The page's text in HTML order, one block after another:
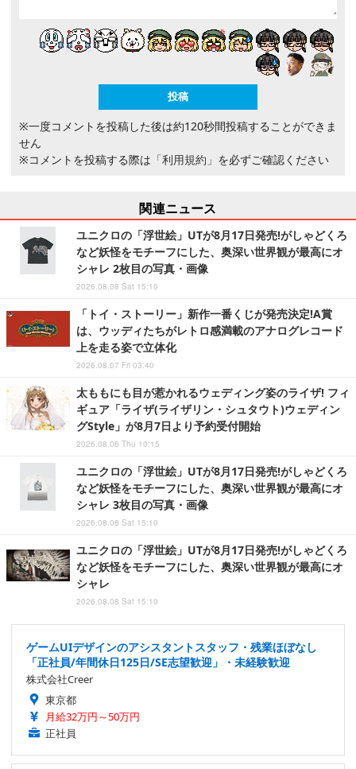
※一度コメントを投稿した後は約120秒間投稿することができま
せん
※コメントを投稿する際は 「利用規約」 を必ずご確認ください
関連ニュース
ユニクロの「浮世絵」UTが8月17日発売!がしゃどくろ
など妖怪をモチーフにした、奥深い世界観が最高にオ
シャレ 2枚目の写真・画像
2026.08.08 Sat 15:10
「トイ・ストーリー」新作一番くじが発売決定!A賞
は、ウッディたちがレトロ感満載のアナログレコード
上を走る姿で立体化
2026.08.07 Fri 03:40
太ももにも目が惹かれるウェディング姿のライザ! フィ
ギュア「ライザ(ライザリン・シュタウト)ウェディン
グStyle」が8月7日より予約受付開始
2026.08.06 Thu 10:15
ユニクロの「浮世絵」UTが8月17日発売!がしゃどくろ
など妖怪をモチーフにした、奥深い世界観が最高にオ
シャレ 3枚目の写真・画像
2026.08.08 Sat 15:10
ユニクロの「浮世絵」UTが8月17日発売!がしゃどくろ
など妖怪をモチーフにした、奥深い世界観が最高にオ
シャレ
2026.08.08 Sat 15:10
ゲームUIデザインのアシスタントスタッフ・残業ほぼなし
「正社員/年間休日125日/SE志望歓迎」・未経験歓迎
株式会社Creer
東京都
月給32万円～50万円
正社員